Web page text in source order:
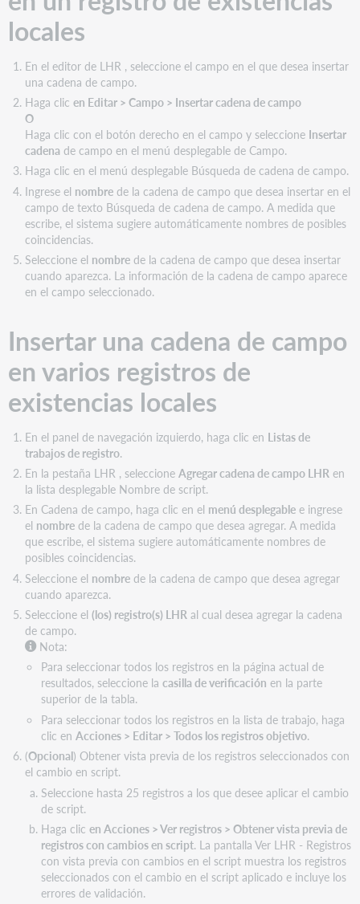
locales
En el editor de LHR , seleccione el campo en el que desea insertar
una cadena de campo.
Haga clic en Editar > Campo > Insertar cadena de campo
O
Haga clic con el botón derecho en el campo y seleccione Insertar
cadena de campo en el menú desplegable de Campo.
Haga clic en el menú desplegable Búsqueda de cadena de campo.
Ingrese el nombrede la cadena de campo que desea insertar en el
campo de texto Búsqueda de cadena de campo. A medida que
escribe, el sistema sugiere automáticamente nombres de posibles
coincidencias.
Seleccione el nombrede la cadena de campo que desea insertar
cuando aparezca. La información de la cadena de campo aparece
en el campo seleccionado.
Insertar una cadena de campo
en varios registros de
existencias locales
En el panel de navegación izquierdo, haga clic en Listas de
trabajos de registro.
En la pestaña LHR , seleccione Agregar cadena de campo LHR en
la lista desplegable Nombre de script.
En Cadena de campo, haga clic en el menú desplegablee ingrese
el nombrede la cadena de campo que desea agregar. A medida
que escribe, el sistema sugiere automáticamente nombres de
posibles coincidencias.
Seleccione el nombrede la cadena de campo que desea agregar
cuando aparezca.
Seleccione el (los) registro(s) LHRal cual desea agregar la cadena
de campo.
Nota:
Para seleccionar todos los registros en la página actual de
resultados, seleccione la casilla de verificación en la parte
superior de la tabla.
Para seleccionar todos los registros en la lista de trabajo, haga
clic en Acciones > Editar > Todos los registros objetivo.
(Opcional) Obtener vista previa de los registros seleccionados con
el cambio en script.
Seleccione hasta 25 registros a los que desee aplicar el cambio
de script.
Haga clic en Acciones > Ver registros > Obtener vista previa de
registros con cambios en script. La pantalla Ver LHR - Registros
con vista previa con cambios en el script muestra los registros
seleccionados con el cambio en el script aplicado e incluye los
errores de validación.